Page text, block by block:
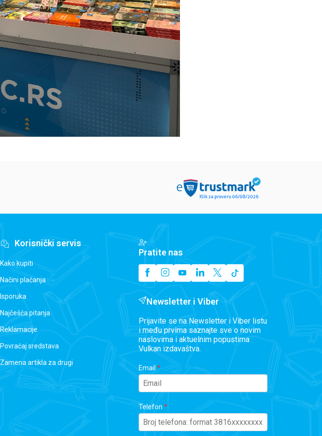
Korisnički servis
Kako kupiti
Načini plaćanja
Isporuka
Najčešća pitanja
Reklamacije
Povraćaj sredstava
Zamena artikla za drugi
Pratite nas
Newsletter i Viber
Prijavite se na Newsletter i Viber listu
i među prvima saznajte sve o novim
naslovima i aktuelnim popustima
Vulkan izdavaštva.
Email
Telefon